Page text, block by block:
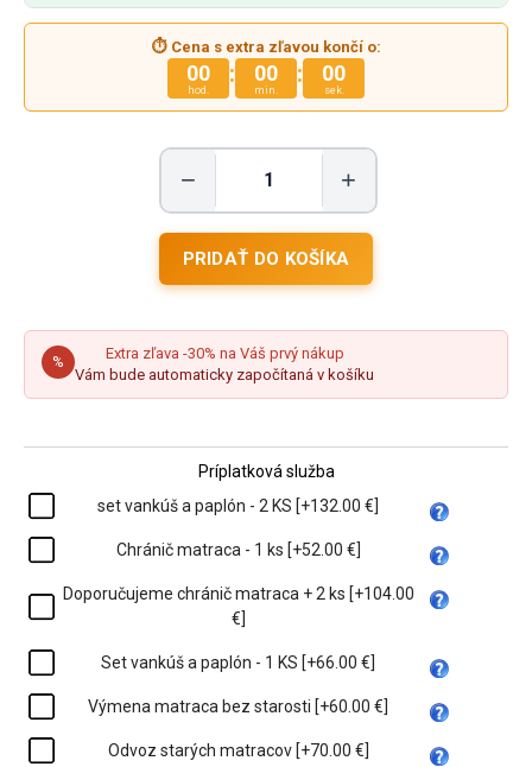
⏱ Cena s extra zľavou končí o:
00
hod.
: 00
min.
: 00
sek.
− +
%
Extra zľava -30% na Váš prvý nákup
Vám bude automaticky započítaná v košíku
Príplatková služba
set vankúš a paplón - 2 KS [+132.00 €]
Chránič matraca - 1 ks [+52.00 €]
Doporučujeme chránič matraca + 2 ks [+104.00
€]
Set vankúš a paplón - 1 KS [+66.00 €]
Výmena matraca bez starosti [+60.00 €]
Odvoz starých matracov [+70.00 €]